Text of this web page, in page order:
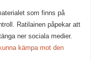
som finns på
Ratilainen påpekar att
ner sociala medier.
kämpa mot den